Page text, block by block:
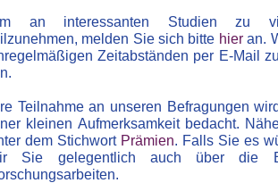
an interessanten Studien zu
melden Sie sich bitte hieran.
Zeitabständen per E-Mail
Teilnahme an unseren Befragungen
kleinen Aufmerksamkeit bedacht.
dem Stichwort Prämien. Falls Sie es
Sie gelegentlich auch über die